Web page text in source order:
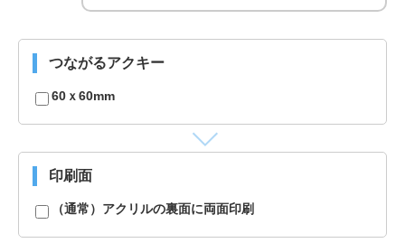
つながるアクキー
60ｘ60mm
印刷面
（通常）アクリルの裏面に両面印刷